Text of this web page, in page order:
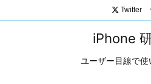
iPhone
ユーザー目線で
Twitter